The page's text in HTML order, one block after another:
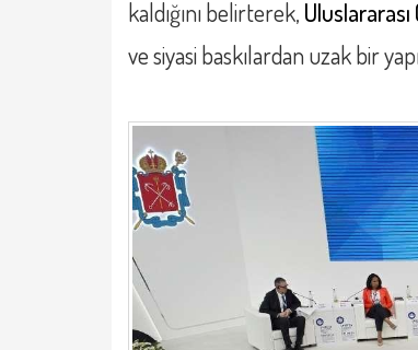
kaldığını belirterek,
ve siyasi baskılardan uzak bir